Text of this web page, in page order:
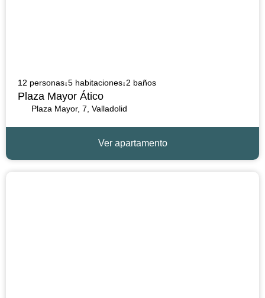
12 personas 5 habitaciones 2 baños
Plaza Mayor Ático
Plaza Mayor, 7, Valladolid
Ver apartamento